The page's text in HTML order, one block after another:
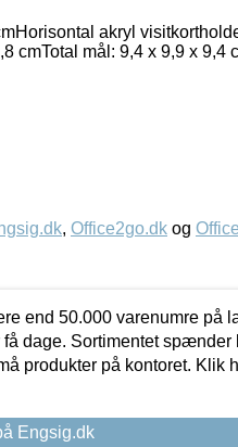
akryl
cmTotal mål: 9,4 x 9,9 x 9,4
, Office2go.dk og
end 50.000 varenumre på
få dage. Sortimentet spænder
produkter på kontoret. Klik
Engsig.dk